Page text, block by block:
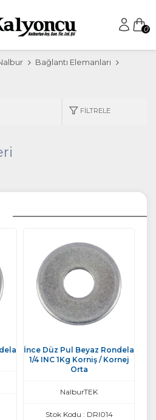
0
Bağlantı Elemanları
FILTRELE
İnce Düz Pul Beyaz Rondela
1/4 INC 1Kg Korniş / Kornej
Orta
NalburTEK
Stok Kodu : DRI014